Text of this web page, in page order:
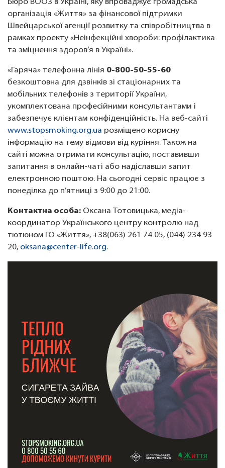
Бюро ВООЗ в Україні, яку впроваджує громадська
організація «Життя» за фінансової підтримки
Швейцарської агенції розвитку та співробітництва в
рамках проекту «Неінфекційні хвороби: профілактика
та зміцнення здоров’я в Україні».
«Гаряча» телефонна лінія 0-800-50-55-60
безкоштовна для дзвінків зі стаціонарних та
мобільних телефонів з території України,
укомплектована професійними консультантами і
забезпечує клієнтам конфіденційність. На веб-сайті
www.stopsmoking.org.ua розміщено корисну
інформацію на тему відмови від куріння. Також на
сайті можна отримати консультацію, поставивши
запитання в онлайн-чаті або надіславши запит
електронною поштою. На сьогодні сервіс працює з
понеділка до п’ятниці з 9:00 до 21:00.
Контактна особа: Оксана Тотовицька, медіа-
координатор Українського центру контролю над
тютюном ГО «Життя», +38(063) 261 74 05, (044) 234 93
20, oksana@center-life.org.